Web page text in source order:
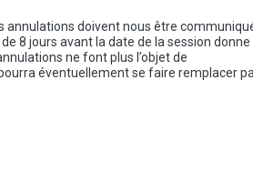
annulations doivent nous être
8 jours avant la date de la session donne
ne font plus l’objet de
éventuellement se faire remplacer